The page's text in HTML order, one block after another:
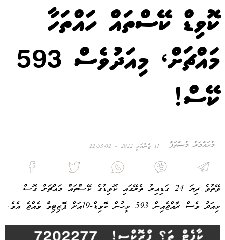
ކޮވިޑް ކޭސްތައް ހައްތަހާ
މައްޗަށް، މިއަދުވެސް 593
ކޭސް!
މުހައްމަދު މުސްތަފާ 11 ޖެނުއަރީ 2022 - 22:53:02
ވޭތުވެ ދިޔަ 24 ގަޑިއިރު ތެރޭގައި ކޮވިޑުގެ ކޭސްތައް މައްޗަށް ގޮސް
މިއަދު ވެސް ރާއްޖެއިން 593 މީހުން ކޮވިޑް-19އަށް ޕޮޒިޓިވް ވެއްޖެ އެވެ.